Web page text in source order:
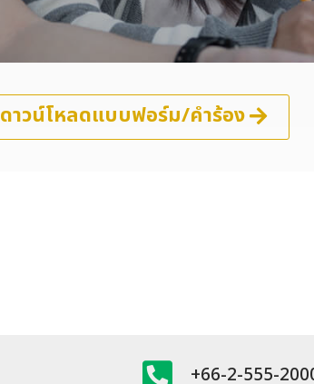
ดาวน์โหลดแบบฟอร์ม/คำร้อง
+66-2-555-